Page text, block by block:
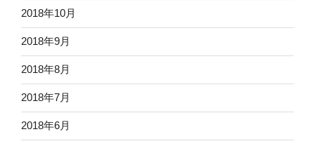
2018年10月
2018年9月
2018年8月
2018年7月
2018年6月